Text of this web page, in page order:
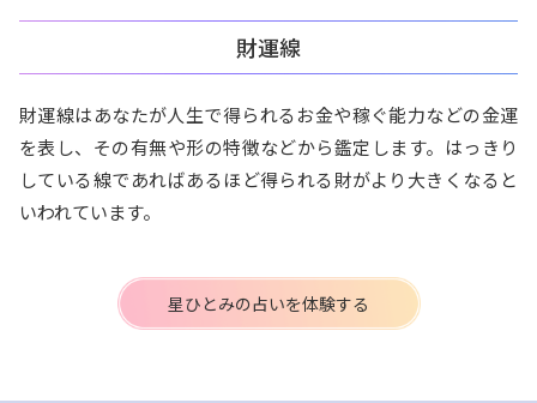
財運線
財運線はあなたが人生で得られるお金や稼ぐ能力などの金運
を表し、その有無や形の特徴などから鑑定します。はっきり
している線であればあるほど得られる財がより大きくなると
いわれています。
星ひとみの占いを体験する